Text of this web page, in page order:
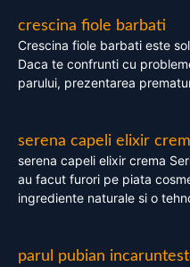
crescina fiole barbati
Crescina fiole barbati este
Daca te confrunti cu
parului, prezentarea
serena capeli elixir
serena capeli elixir crema
au facut furori pe piata
ingrediente naturale si o
parul pubian